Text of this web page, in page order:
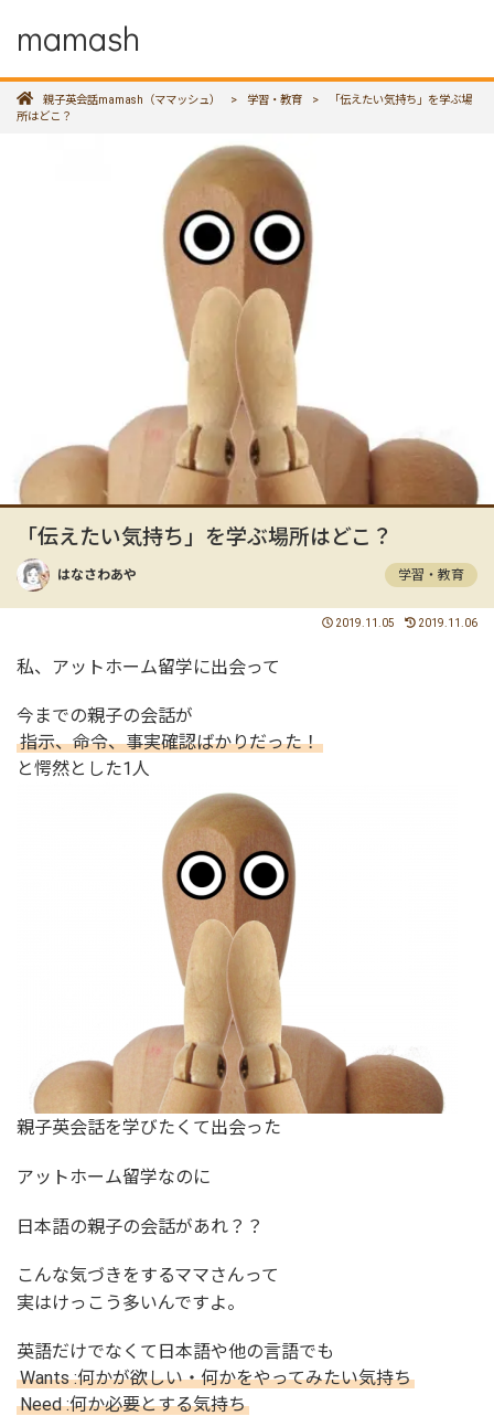
mamash
親子英会話mamash（ママッシュ） > 学習・教育 >
「伝えたい気持ち」を学ぶ場
所はどこ？
「伝えたい気持ち」を学ぶ場所はどこ？
はなさわあや 学習・教育
2019.11.05 2019.11.06
私、アットホーム留学に出会って
今までの親子の会話が
指示、命令、事実確認ばかりだった！
と愕然とした1人
親子英会話を学びたくて出会った
アットホーム留学なのに
日本語の親子の会話があれ？？
こんな気づきをするママさんって
実はけっこう多いんですよ。
英語だけでなくて日本語や他の言語でも
Wants :何かが欲しい・何かをやってみたい気持ち
Need :何か必要とする気持ち